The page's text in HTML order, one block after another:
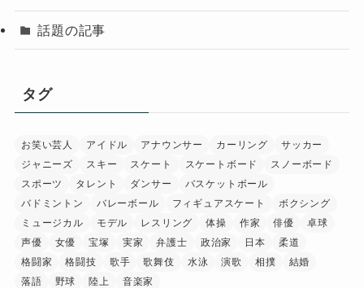
話題の記事
タグ
お笑い芸人 アイドル アナウンサー カーリング
サッカー
ジャニーズ
スキー スケート スケートボード
スノーボード
スポーツ
タレント ダンサー
バスケットボール
バドミントン
バレーボール フィギュアスケート
ボクシング
ミュージカル
モデル レスリング 体操 作家 俳優
卓球
声優
女優 宝塚 実家 弁護士 政治家 日本
柔道
格闘家
格闘技 歌手 歌舞伎 水泳 演歌 相撲
結婚
落語
野球 陸上 音楽家